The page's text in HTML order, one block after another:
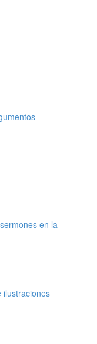
en la
ilustraciones